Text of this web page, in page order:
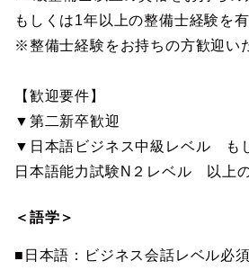
もしくは1年以上の整備士経験を
※整備士経験をお持ちの方歓迎い
【歓迎要件】
▼第二新卒歓迎
▼日本語ビジネス中級レベル も
日本語能力試験N２レベル 以上
＜語学＞
■日本語：ビジネス会話レベル必須